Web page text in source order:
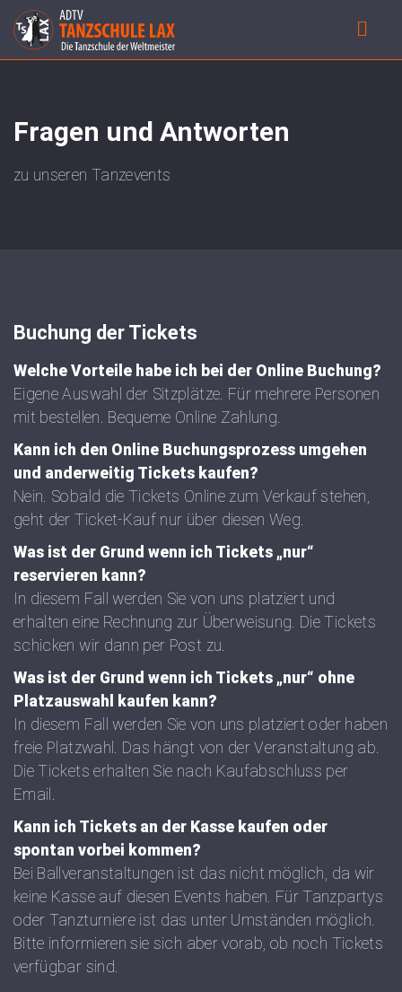
Fragen und Antworten
zu unseren Tanzevents
Buchung der Tickets
Welche Vorteile habe ich bei der Online Buchung?
Eigene Auswahl der Sitzplätze. Für mehrere Personen
mit bestellen. Bequeme Online Zahlung.
Kann ich den Online Buchungsprozess umgehen
und anderweitig Tickets kaufen?
Nein. Sobald die Tickets Online zum Verkauf stehen,
geht der Ticket-Kauf nur über diesen Weg.
Was ist der Grund wenn ich Tickets „nur“
reservieren kann?
In diesem Fall werden Sie von uns platziert und
erhalten eine Rechnung zur Überweisung. Die Tickets
schicken wir dann per Post zu.
Was ist der Grund wenn ich Tickets „nur“ ohne
Platzauswahl kaufen kann?
In diesem Fall werden Sie von uns platziert oder haben
freie Platzwahl. Das hängt von der Veranstaltung ab.
Die Tickets erhalten Sie nach Kaufabschluss per
Email.
Kann ich Tickets an der Kasse kaufen oder
spontan vorbei kommen?
Bei Ballveranstaltungen ist das nicht möglich, da wir
keine Kasse auf diesen Events haben. Für Tanzpartys
oder Tanzturniere ist das unter Umständen möglich.
Bitte informieren sie sich aber vorab, ob noch Tickets
verfügbar sind.